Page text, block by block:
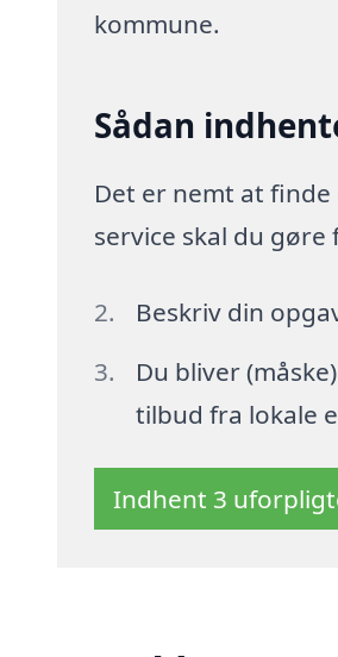
kommune.
Sådan
Det er nemt at
service skal du gøre
Beskriv din
Du bliver
tilbud fra lokale
Indhent 3